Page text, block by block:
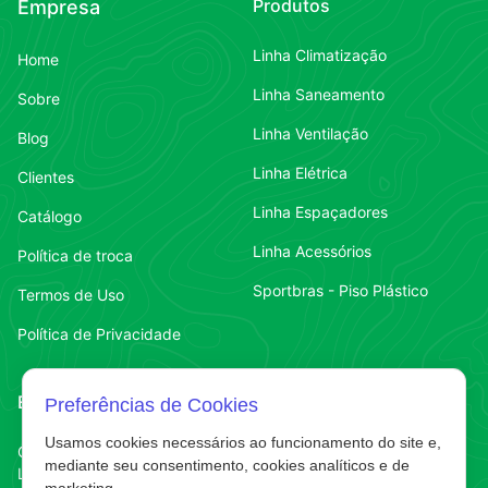
Empresa
Home
Sobre
Blog
Clientes
Catálogo
Política de troca
Termos de Uso
Política de Privacidade
Produtos
Linha Climatização
Linha Saneamento
Linha Ventilação
Linha Elétrica
Linha Espaçadores
Linha Acessórios
Sportbras - Piso Plástico
Endereço
Chapecó-SC
Líder
Contato
(49) 3323-7484Contato
Preferências de Cookies
Usamos cookies necessários ao funcionamento do site e,
mediante seu consentimento, cookies analíticos e de